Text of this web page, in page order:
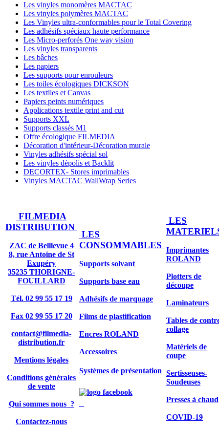
Les vinyles monomères MACTAC
Les vinyles polymères MACTAC
Les Vinyles ultra-conformables pour le Total Covering
Les adhésifs spéciaux haute performance
Les Micro-perforés One way vision
Les vinyles transparents
Les bâches
Les papiers
Les supports pour enrouleurs
Les toiles écologiques DICKSON
Les textiles et Canvas
Papiers peints numériques
Applications textile print and cut
Supports XXL
Supports classés M1
Offre écologique FILMEDIA
Décoration d'intérieur-Décoration murale
Vinyles adhésifs spécial sol
Les vinyles dépolis et Backlit
DECORTEX- Stores imprimables
Vinyles MACTAC WallWrap Series
FILMEDIA
DISTRIBUTION
ZAC de Belllevue 4
8, rue Antoine de St
Exupéry
35235 THORIGNE-
FOUILLARD
Tél. 02 99 55 17 19
Fax 02 99 55 17 20
contact@filmedia-
distribution.fr
Mentions légales
Conditions générales
de vente
Qui sommes nous ?
Contactez-nous
LES
CONSOMMABLES
Supports solvant
Supports base eau
Adhésifs de marquage
Films de plastification
Encres ROLAND
Accessoires
Systèmes de présentation
LES
Imprimantes
ROLAND
Plotters de
découpe
Laminateurs
Tables de
collage
Matériels de
coupe
Sertisseuses-
Soudeuses
Presses à chaud
COVID-19